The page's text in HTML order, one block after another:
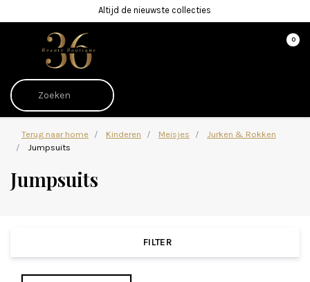
Altijd de nieuwste collecties
0
Terug naar home Kinderen Meisjes
Jurken & Rokken
Jumpsuits
Jumpsuits
FILTER